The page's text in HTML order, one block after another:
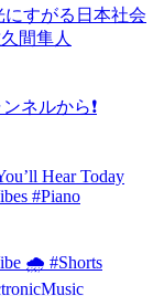
にすがる日本社会
間隼人
ネルから❗️
Hear Today
#Piano
🌧️ #Shorts